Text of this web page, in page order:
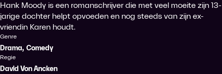
Hank Moody is een romanschrijver die met veel moeite zijn 13-
jarige dochter helpt opvoeden en nog steeds van zijn ex-
vriendin Karen houdt.
Genre
Drama, Comedy
Regie
David Von Ancken